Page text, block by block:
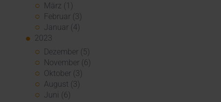
März (1)
Februar (3)
Januar (4)
2023
Dezember (5)
November (6)
Oktober (3)
August (3)
Juni (6)